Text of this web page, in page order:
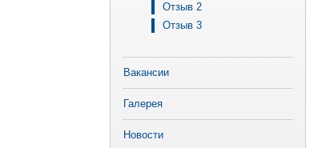
Отзыв 2
Отзыв 3
Вакансии
Галерея
Новости